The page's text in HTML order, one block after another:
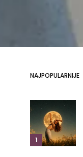
NAJPOPULARNIJE
1